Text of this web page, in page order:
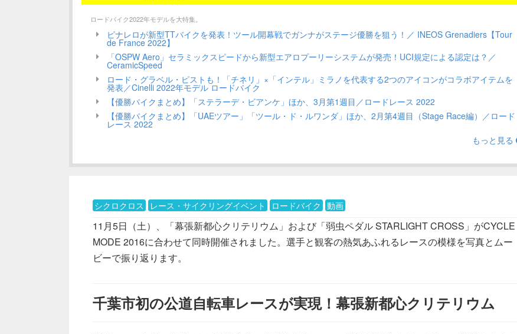
ロードバイク2022年モデルを大特集。
ピナレロが新型TTバイクを発表！ツール開幕戦でガンナがステージ優勝を狙う！／ INEOS Grenadiers【Tour
de France 2022】
「OSPW Aero」セラミックスピードから新型エアロプーリーシステムが発売！UCI規定による認定は？／
CeramicSpeed
ロード・グラベル・ピストも！「チネリ」×「インテル」ミラノを代表する2つのアイコンがコラボアイテムを
発表／Cinelli 2022年モデル ロードバイク
【優勝バイクまとめ】「ステラーデ・ビアンケ」ほか、3月第1週目／ロードレース 2022
【優勝バイクまとめ】「UAEツアー」「ツール・ド・ルワンダ」ほか、2月第4週目（Stage Race編）／ロード
レース 2022
もっと見る
シクロクロス レース・サイクリングイベント ロードバイク 動画
11月5日（土）、「幕張新都心クリテリウム」および「弱虫ペダル STARLIGHT CROSS」がCYCLE
MODE 2016に合わせて同時開催されました。選手と観客の熱気あふれるレースの模様を写真とムー
ビーで振り返ります。
千葉市初の公道自転車レースが実現！幕張新都心クリテリウム